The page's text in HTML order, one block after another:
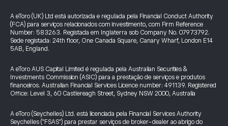
A eToro (UK) Ltd está autorizada e regulada pela Financial Conduct Authority
(FCA) para serviços relacionados com investimento, com Firm Reference
Number: 583263. Registada em Inglaterra sob Company No. 07973792.
Sede registada: 24th floor, One Canada Square, Canary Wharf, London E14
5AB, England.
A eToro AUS Capital Limited é regulada pela Australian Securities &
Investments Commission (ASIC) para a prestação de serviços e produtos
financeiros. Australian Financial Services Licence number: 491139. Registered
Office: Level 3, 60 Castlereagh Street, Sydney NSW 2000, Australia
A eToro (Seychelles) Ltd. está licenciada pela Financial Services Authority
Seychelles ("FSAS") para prestar serviços de broker-dealer ao abrigo do